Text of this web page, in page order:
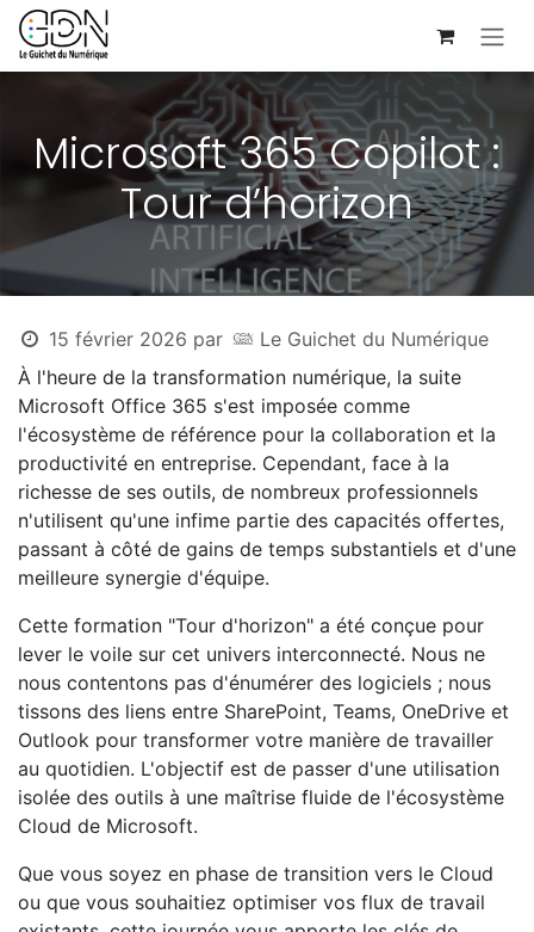
Se rendre au contenu
Microsoft 365 Copilot :
Tour d’horizon
15 février 2026 par
Le Guichet du Numérique
À l'heure de la transformation numérique, la suite
Microsoft Office 365 s'est imposée comme
l'écosystème de référence pour la collaboration et la
productivité en entreprise. Cependant, face à la
richesse de ses outils, de nombreux professionnels
n'utilisent qu'une infime partie des capacités offertes,
passant à côté de gains de temps substantiels et d'une
meilleure synergie d'équipe.
Cette formation "Tour d'horizon" a été conçue pour
lever le voile sur cet univers interconnecté. Nous ne
nous contentons pas d'énumérer des logiciels ; nous
tissons des liens entre SharePoint, Teams, OneDrive et
Outlook pour transformer votre manière de travailler
au quotidien. L'objectif est de passer d'une utilisation
isolée des outils à une maîtrise fluide de l'écosystème
Cloud de Microsoft.
Que vous soyez en phase de transition vers le Cloud
ou que vous souhaitiez optimiser vos flux de travail